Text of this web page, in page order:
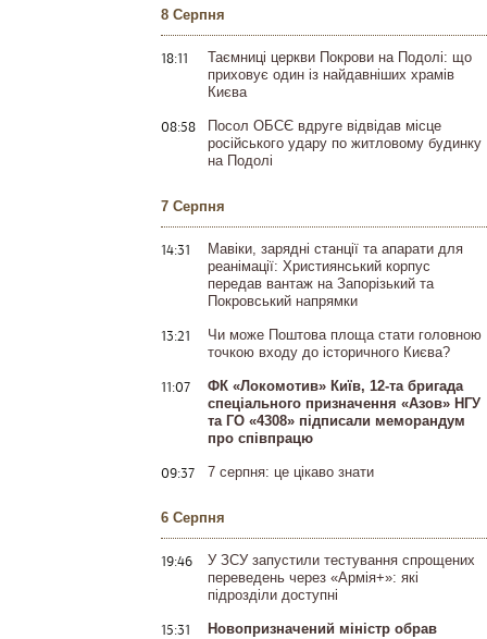
8 Серпня
18:11
Таємниці церкви Покрови на Подолі: що
приховує один із найдавніших храмів
Києва
08:58
Посол ОБСЄ вдруге відвідав місце
російського удару по житловому будинку
на Подолі
7 Серпня
14:31
Мавіки, зарядні станції та апарати для
реанімації: Християнський корпус
передав вантаж на Запорізький та
Покровський напрямки
13:21
Чи може Поштова площа стати головною
точкою входу до історичного Києва?
11:07
ФК «Локомотив» Київ, 12-та бригада
спеціального призначення «Азов» НГУ
та ГО «4308» підписали меморандум
про співпрацю
09:37 7 серпня: це цікаво знати
6 Серпня
19:46
У ЗСУ запустили тестування спрощених
переведень через «Армія+»: які
підрозділи доступні
15:31
Новопризначений міністр обрав